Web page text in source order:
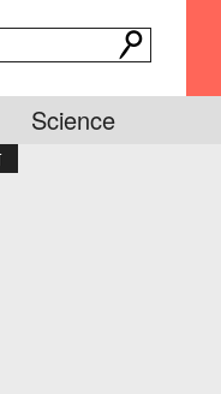
Science